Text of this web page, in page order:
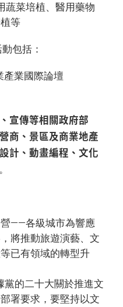
菜培植、醫用藥物
等
包括：
產業國際論壇
宣傳等相關政府部
商、景區及商業地產
計、動畫編程、文化
——各級城市為響應
將推動旅遊演藝、文
已有領域的轉型升
的二十大關於推進文
署要求，要堅持以文